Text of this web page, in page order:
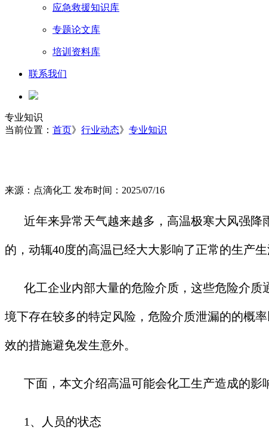
应急救援知识库
专题论文库
培训资料库
联系我们
专业知识
当前位置： 首页》 行业动态》 专业知识
来源：点滴化工 发布时间：2025/07/16
近年来异常天气越来越多，高温极寒大风强
的，动辄40度的高温已经大大影响了正常的生产生
化工企业内部大量的危险介质，这些危险介
境下存在较多的特定风险，危险介质泄漏的的概
效的措施避免发生意外。
下面，本文介绍高温可能会化工生产造成的影
1、人员的状态